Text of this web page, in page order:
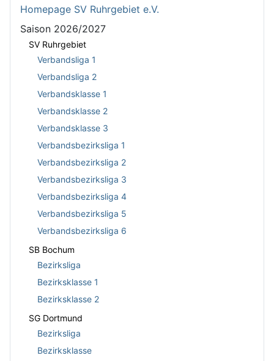
Homepage SV Ruhrgebiet e.V.
Saison 2026/2027
SV Ruhrgebiet
Verbandsliga 1
Verbandsliga 2
Verbandsklasse 1
Verbandsklasse 2
Verbandsklasse 3
Verbandsbezirksliga 1
Verbandsbezirksliga 2
Verbandsbezirksliga 3
Verbandsbezirksliga 4
Verbandsbezirksliga 5
Verbandsbezirksliga 6
SB Bochum
Bezirksliga
Bezirksklasse 1
Bezirksklasse 2
SG Dortmund
Bezirksliga
Bezirksklasse